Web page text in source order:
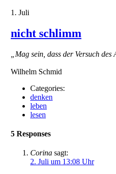
1. Juli
nicht schlimm
„Mag sein, dass der Versuch
Wilhelm Schmid
Categories:
denken
leben
lesen
5 Responses
Corina sagt:
2. Juli um 13:08 Uhr